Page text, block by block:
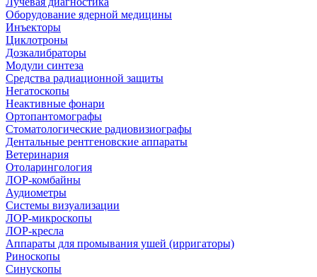
Оборудование ядерной медицины
Инъекторы
Циклотроны
Дозкалибраторы
Модули синтеза
Средства радиационной защиты
Негатоскопы
Неактивные фонари
Ортопантомографы
Стоматологические радиовизиографы
Дентальные рентгеновские аппараты
Ветеринария
Отоларингология
ЛОР-комбайны
Аудиометры
Системы визуализации
ЛОР-микроскопы
ЛОР-кресла
Аппараты для промывания ушей (ирригаторы)
Риноскопы
Синускопы